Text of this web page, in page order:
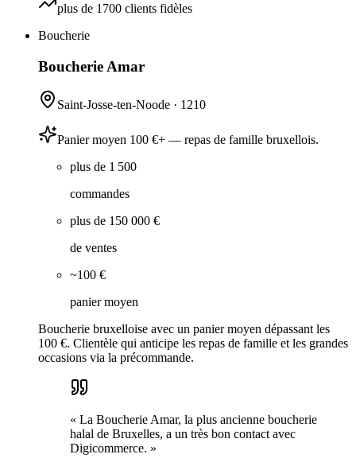
plus de 1700 clients fidèles
Boucherie
Boucherie Amar
Saint-Josse-ten-Noode · 1210
Panier moyen 100 €+ — repas de famille bruxellois.
plus de 1 500
commandes
plus de 150 000 €
de ventes
~100 €
panier moyen
Boucherie bruxelloise avec un panier moyen dépassant les
100 €. Clientèle qui anticipe les repas de famille et les grandes
occasions via la précommande.
« La Boucherie Amar, la plus ancienne boucherie
halal de Bruxelles, a un très bon contact avec
Digicommerce. »